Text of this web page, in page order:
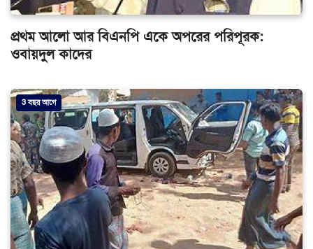
প্রথম আলো আর বিএনপি একে অপরের পরিপূরক:
ওবায়দুল কাদের
3 বছর আগে